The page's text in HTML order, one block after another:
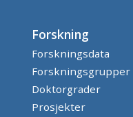
Forskning
Forskningsdata
Forskningsgrupper
Doktorgrader
Prosjekter